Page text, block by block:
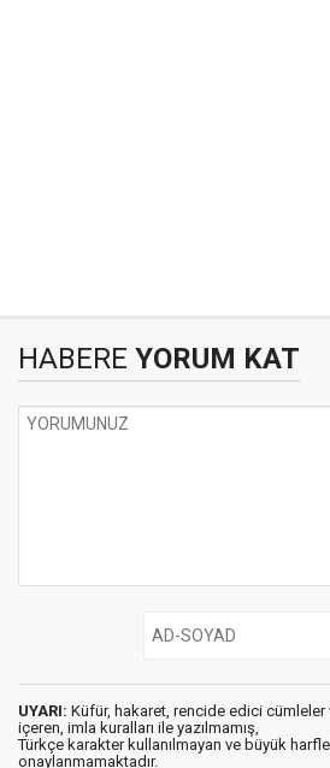
HABERE YORUM KAT
UYARI: Küfür, hakaret, rencide edici cümleler
içeren, imla kuralları ile yazılmamış,
Türkçe karakter kullanılmayan ve büyük
onaylanmamaktadır.